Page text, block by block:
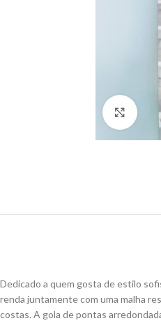
Dedicado a quem gosta de estilo
renda juntamente com uma malha
costas. A gola de pontas